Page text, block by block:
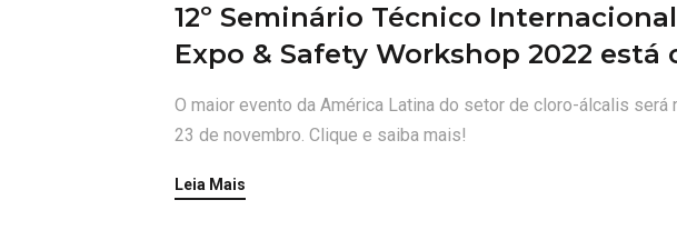
12º Seminário Técnico
Expo & Safety Workshop 2022 está
O maior evento da América Latina do setor de cloro-álcalis
23 de novembro. Clique e saiba mais!
Leia Mais